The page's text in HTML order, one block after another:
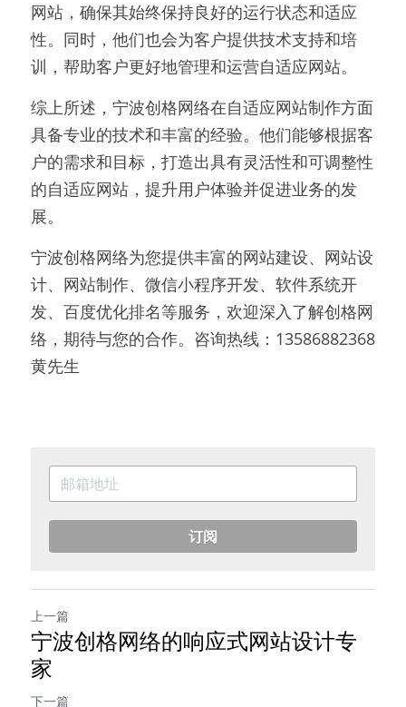
网站，确保其始终保持良好的运行状态和适应
性。同时，他们也会为客户提供技术支持和培
综上所述，宁波创格网络在自适应网站制作方面
具备专业的技术和丰富的经验。他们能够根据客
户的需求和目标，打造出具有灵活性和可调整性
的自适应网站，提升用户体验并促进业务的发
展。
宁波创格网络为您提供丰富的网站建设、网站设
计、网站制作、微信小程序开发、软件系统开
发、百度优化排名等服务，欢迎深入了解创格网
络，期待与您的合作。咨询热线：13586882368
黄先生
订阅
上一篇
宁波创格网络的响应式网站设计专
家
下一篇